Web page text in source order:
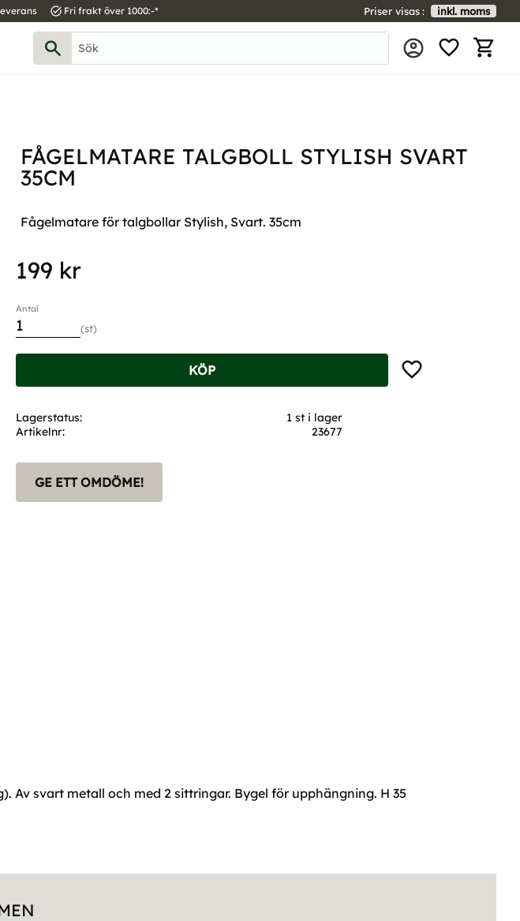
task_alt Fri frakt över 1000:-* Priser visas inkl. moms
FÅGELMATARE TALGBOLL STYLISH SVART
35CM
Fågelmatare för talgbollar Stylish, Svart. 35cm
199 kr
Antal
st
KÖP Lägg till i favoriter
Lagerstatus
1 st i lager
Artikelnr
23677
GE ETT OMDÖME!
svart metall och med 2 sittringar. Bygel för upphängning. H 35